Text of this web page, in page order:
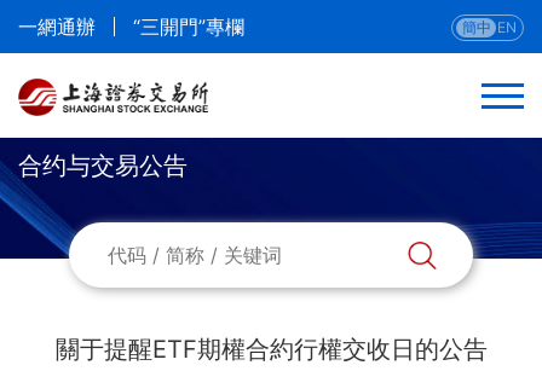
一網通辦 “三開門”專欄 簡中 EN
返回
合約與交易公告
合约与交易公告
關于提醒ETF期權合約行權交收日的公告